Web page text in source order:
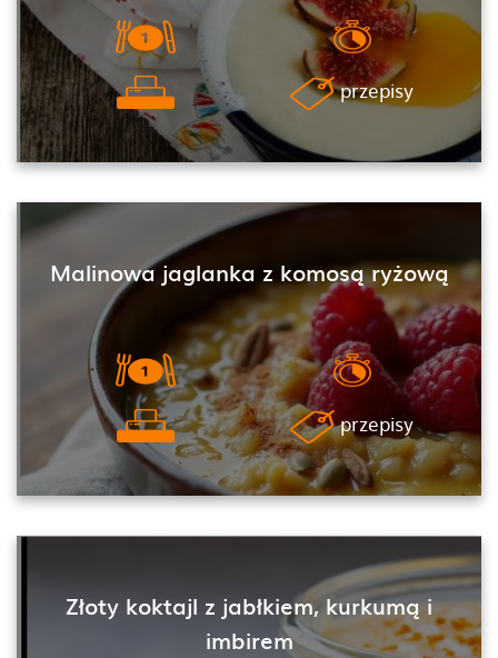
przepisy
Malinowa jaglanka z komosą ryżową
przepisy
Złoty koktajl z jabłkiem, kurkumą i
imbirem